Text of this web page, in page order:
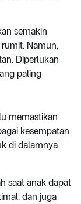
semakin
Namun,
Diperlukan
paling
memastikan
kesempatan
di dalamnya
saat anak dapat
dan juga